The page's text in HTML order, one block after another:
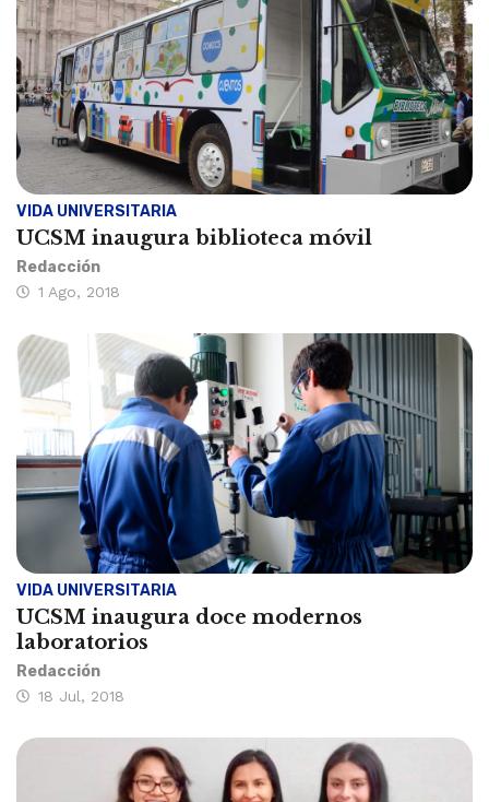
VIDA UNIVERSITARIA
UCSM inaugura biblioteca móvil
Redacción
1 Ago, 2018
VIDA UNIVERSITARIA
UCSM inaugura doce modernos
laboratorios
Redacción
18 Jul, 2018